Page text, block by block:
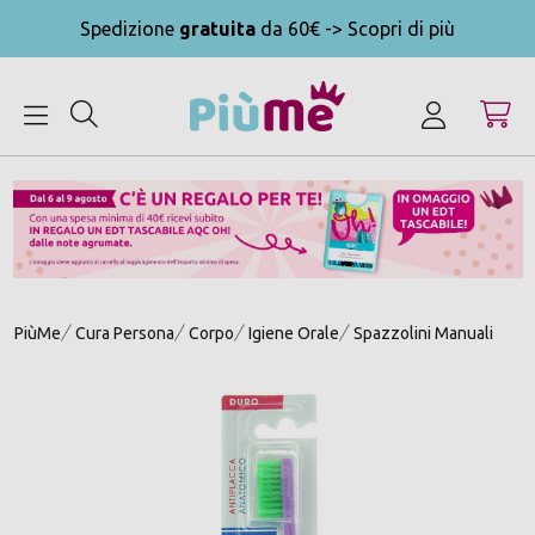
Spedizione gratuita da 60€ -> Scopri di più
PiùMe Cura Persona Corpo Igiene Orale Spazzolini Manuali